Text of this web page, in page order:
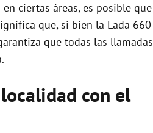
ciertas áreas, es posible que
que, si bien la Lada 660
que todas las llamadas
con el